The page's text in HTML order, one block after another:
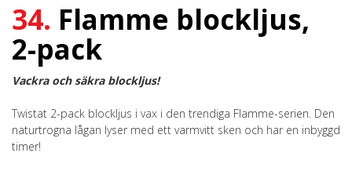
34. Flamme blockljus,
2-pack
Vackra och säkra blockljus!
Twistat 2-pack blockljus i vax i den trendiga Flamme-serien. Den
naturtrogna lågan lyser med ett varmvitt sken och har en inbyggd
timer!